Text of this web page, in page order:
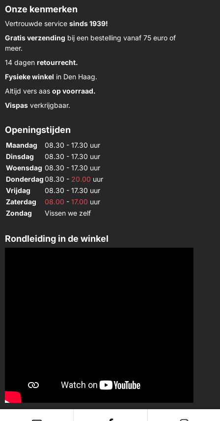
Onze kenmerken
Vertrouwde service sinds 1939!
Gratis verzending bij een bestelling vanaf 75 euro of
meer.
14 dagen retourrecht.
Fysieke winkel in Den Haag.
Altijd vers aas op voorraad.
Vispas verkrijgbaar.
Openingstijden
Maandag
08.30 - 17.30 uur
Dinsdag
08.30 - 17.30 uur
Woensdag 08.30 - 17.30 uur
Donderdag08.30 - 20.00 uur
Vrijdag
08.30 - 17.30 uur
Zaterdag
08.00 - 17.00 uur
Zondag
Vissen we zelf
Rondleiding in de winkel
KvK: 42088769 - Btw: NL869658864B01